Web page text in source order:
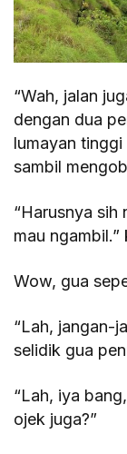
“Wah, jalan
dengan dua
lumayan
sambil
“Harusnya sih
mau
Wow, gua
“Lah, jangan-
selidik gua
“Lah, iya
ojek juga?”